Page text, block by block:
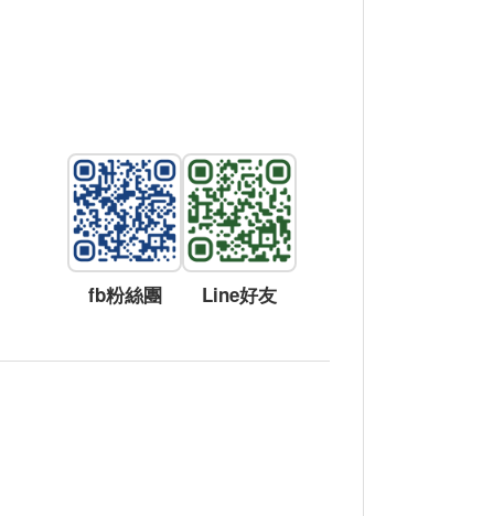
fb粉絲團 Line好友